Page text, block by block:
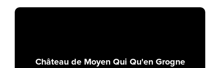
Château de Moyen Qui Qu'en Grogne